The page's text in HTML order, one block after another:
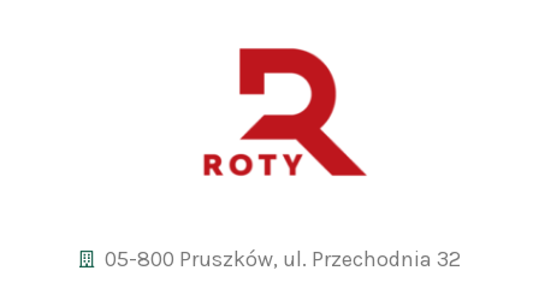
05-800 Pruszków, ul. Przechodnia 32